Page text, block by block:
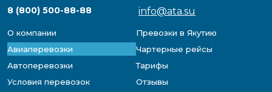
8 (800) 500-88-88 info@ata.su
О компании
Превозки в Якутию
Авиаперевозки
Чартерные рейсы
Автоперевозки
Тарифы
Условия перевозок
Отзывы